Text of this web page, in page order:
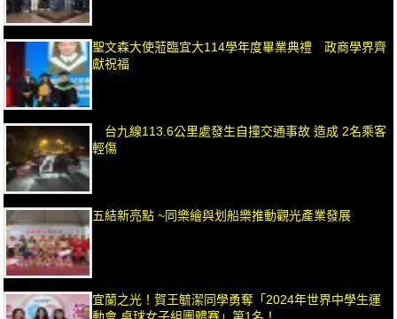
聖文森大使蒞臨宜大114學年度畢業典禮 政商學界齊
獻祝福
台九線113.6公里處發生自撞交通事故 造成 2名乘客
輕傷
五結新亮點 ~同樂繪與划船樂推動觀光產業發展
宜蘭之光！賀王毓潔同學勇奪「2024年世界中學生運